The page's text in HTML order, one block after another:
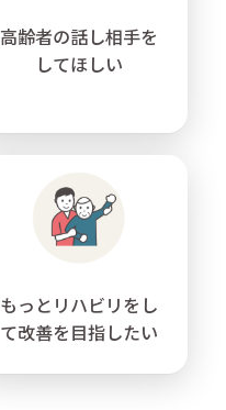
高齢者の話し相手を
してほしい
もっとリハビリをし
て改善を目指したい